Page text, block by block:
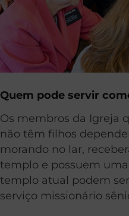
Quem pode servir
Os membros da Igreja
não têm filhos
morando no lar,
templo e possuem
templo atual podem
serviço missionário